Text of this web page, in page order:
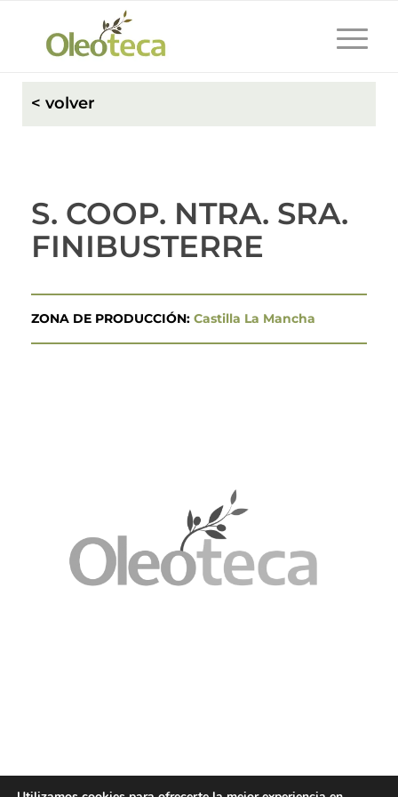
< volver
S. COOP. NTRA. SRA.
FINIBUSTERRE
ZONA DE PRODUCCIÓN: Castilla La Mancha